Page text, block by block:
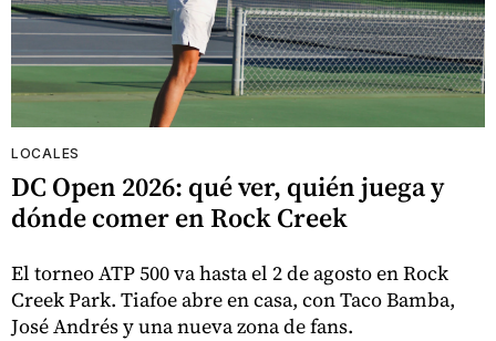
LOCALES
DC Open 2026: qué ver, quién juega y
dónde comer en Rock Creek
El torneo ATP 500 va hasta el 2 de agosto en Rock
Creek Park. Tiafoe abre en casa, con Taco Bamba,
José Andrés y una nueva zona de fans.